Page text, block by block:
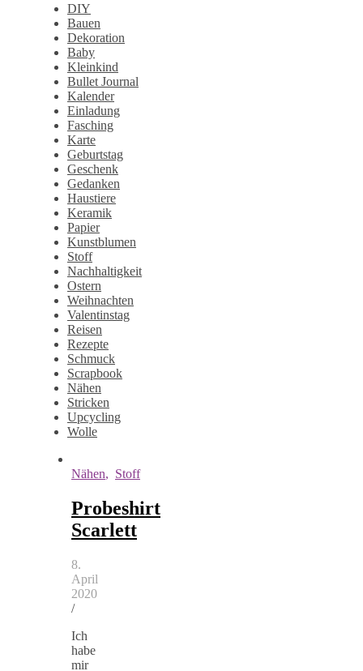
DIY
Bauen
Dekoration
Baby
Kleinkind
Bullet Journal
Kalender
Einladung
Fasching
Karte
Geburtstag
Geschenk
Gedanken
Haustiere
Keramik
Papier
Kunstblumen
Stoff
Nachhaltigkeit
Ostern
Weihnachten
Valentinstag
Reisen
Rezepte
Schmuck
Scrapbook
Nähen
Stricken
Upcycling
Wolle
Nähen, Stoff
Probeshirt
Scarlett
8.
April
2020
/
Ich
habe
mir